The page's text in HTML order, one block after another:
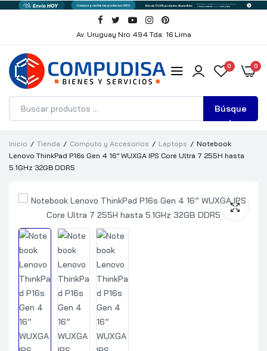
Av. Uruguay Nro 494 Tda. 16 Lima
Búsque
da
0 0
Inicio Tienda Computo y Accesorios Laptops
Notebook
Lenovo ThinkPad P16s Gen 4 16” WUXGA IPS Core Ultra 7 255H hasta
5.1GHz 32GB DDR5